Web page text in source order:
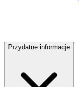
Przydatne informacje